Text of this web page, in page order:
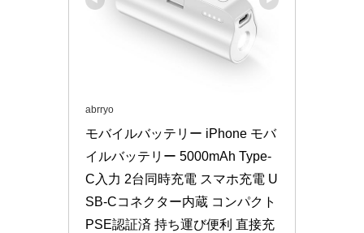
abrryo
モバイルバッテリー iPhone モバ
イルバッテリー 5000mAh Type-
C入力 2台同時充電 スマホ充電 U
SB-Cコネクター内蔵 コンパクト
PSE認証済 持ち運び便利 直接充